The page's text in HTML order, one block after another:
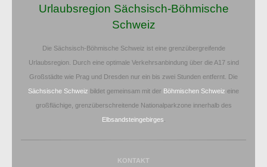
Urlaubsregion Sächsisch-Böhmische
Schweiz
Die Sächsisch-Böhmische Schweiz ist eine grenzübergreifende
Urlaubsregion. Durch eine optimale Verkehrsanbindung über die A17 sind
Großstädte wie Prag und Dresden nur ein bis zwei Stunden entfernt. Die
Sächsische Schweiz bildet gemeinsam mit der Böhmischen Schweiz eine
großflächige, grenzüberschreitende Nationalparkzone innerhalb des
Elbsandsteingebirges
KONTAKT